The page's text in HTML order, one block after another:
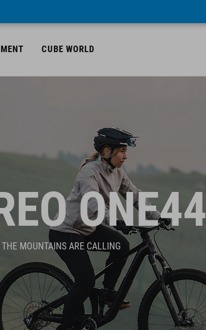
CUBE WORLD
ONE44
THE MOUNTAINS ARE CALLING